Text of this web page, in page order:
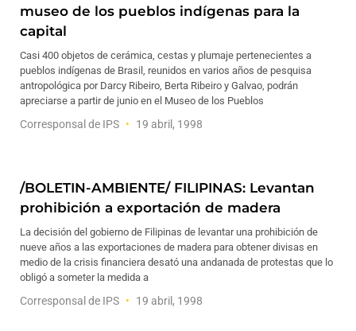
museo de los pueblos indígenas para la
capital
Casi 400 objetos de cerámica, cestas y plumaje pertenecientes a
pueblos indígenas de Brasil, reunidos en varios años de pesquisa
antropológica por Darcy Ribeiro, Berta Ribeiro y Galvao, podrán
apreciarse a partir de junio en el Museo de los Pueblos
Corresponsal de IPS 19 abril, 1998
/BOLETIN-AMBIENTE/ FILIPINAS: Levantan
prohibición a exportación de madera
La decisión del gobierno de Filipinas de levantar una prohibición de
nueve años a las exportaciones de madera para obtener divisas en
medio de la crisis financiera desató una andanada de protestas que lo
obligó a someter la medida a
Corresponsal de IPS 19 abril, 1998